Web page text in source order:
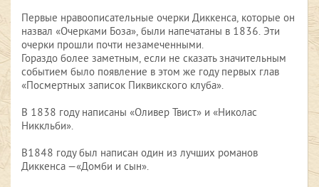
Первые нравоописательные очерки Диккенса, которые он
назвал «Очерками Боза», были напечатаны в 1836. Эти
очерки прошли почти незамеченными.
Гораздо более заметным, если не сказать значительным
событием было появление в этом же году первых глав
«Посмертных записок Пиквикского клуба».
В 1838 году написаны «Оливер Твист» и «Николас
Никкльби».
В1848 году был написан один из лучших романов
Диккенса —«Домби и сын».